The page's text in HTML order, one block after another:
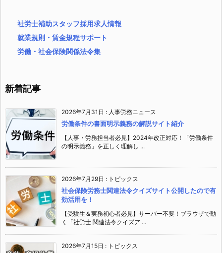
社労士補助スタッフ採用求人情報
就業規則・賃金規程サポート
労働・社会保険関係法令集
新着記事
2026年7月31日 : 人事労務ニュース
労働条件の書面明示義務の解説サイト紹介
【人事・労務担当者必見】2024年改正対応！「労働条件
の明示義務」を正しく理解し ...
2026年7月29日 : トピックス
社会保険労務士関連法令クイズサイト公開したので有
効活用を！
【受験生＆実務初心者必見】サーバー不要！ブラウザで動
く「社労士 関連法令クイズア ...
2026年7月15日 : トピックス